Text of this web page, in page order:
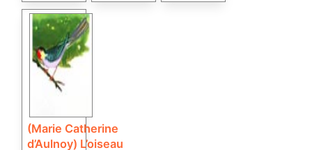
(Marie Catherine
d’Aulnoy) L’oiseau